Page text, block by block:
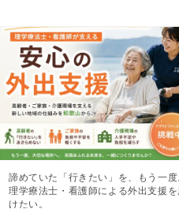
チャレンジ
CAMPFIRE for
CAMPFIREふる
諦めていた「行きたい」を、もう一度
理学療法士・看護師による外出支援を
けたい。